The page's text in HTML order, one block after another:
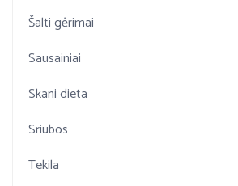
Šalti gėrimai
Sausainiai
Skani dieta
Sriubos
Tekila